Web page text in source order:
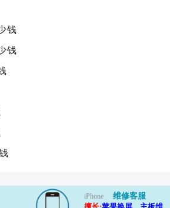
钱
钱
iPhone
维修客服